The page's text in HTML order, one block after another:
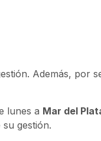
Además, por
lunes a Mar del
gestión.